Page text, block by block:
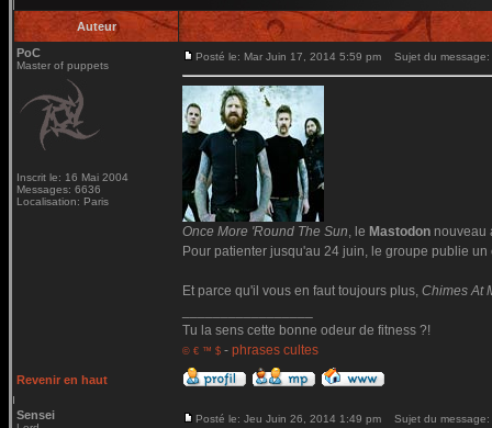
Auteur
PoC
Master of puppets
Inscrit le: 16 Mai 2004
Messages: 6636
Localisation: Paris
Posté le: Mar Juin 17, 2014 5:59 pm Sujet du message:
Once More 'Round The Sun, le Mastodon nouveau
Pour patienter jusqu'au 24 juin, le groupe publie
Et parce qu'il vous en faut toujours plus, Chimes At
Tu la sens cette bonne odeur de fitness ?!
© € ™ $ - phrases cultes
Revenir en haut
Sensei Posté le: Jeu Juin 26, 2014 1:49 pm Sujet du message: